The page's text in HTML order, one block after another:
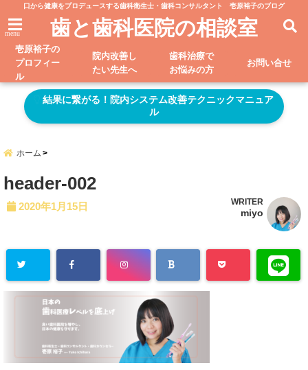
口から健康をプロデュースする歯科衛生士・歯科コンサルタント 壱原裕子のブログ
menu 歯と歯科医院の相談室
壱原裕子の
プロフィー
ル
院内改善し
たい先生へ
歯科治療で
お悩みの方
お問い合せ
結果に繋がる！院内システム改善テクニックマニュア
ル
ホーム
header-002
2020年1月15日 WRITER
miyo